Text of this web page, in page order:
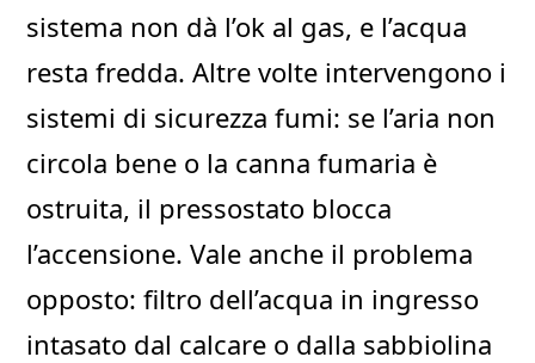
sistema non dà l’ok al gas, e l’acqua
resta fredda. Altre volte intervengono i
sistemi di sicurezza fumi: se l’aria non
circola bene o la canna fumaria è
ostruita, il pressostato blocca
l’accensione. Vale anche il problema
opposto: filtro dell’acqua in ingresso
intasato dal calcare o dalla sabbiolina